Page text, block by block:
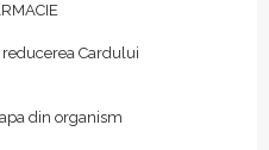
Cardului
din organism